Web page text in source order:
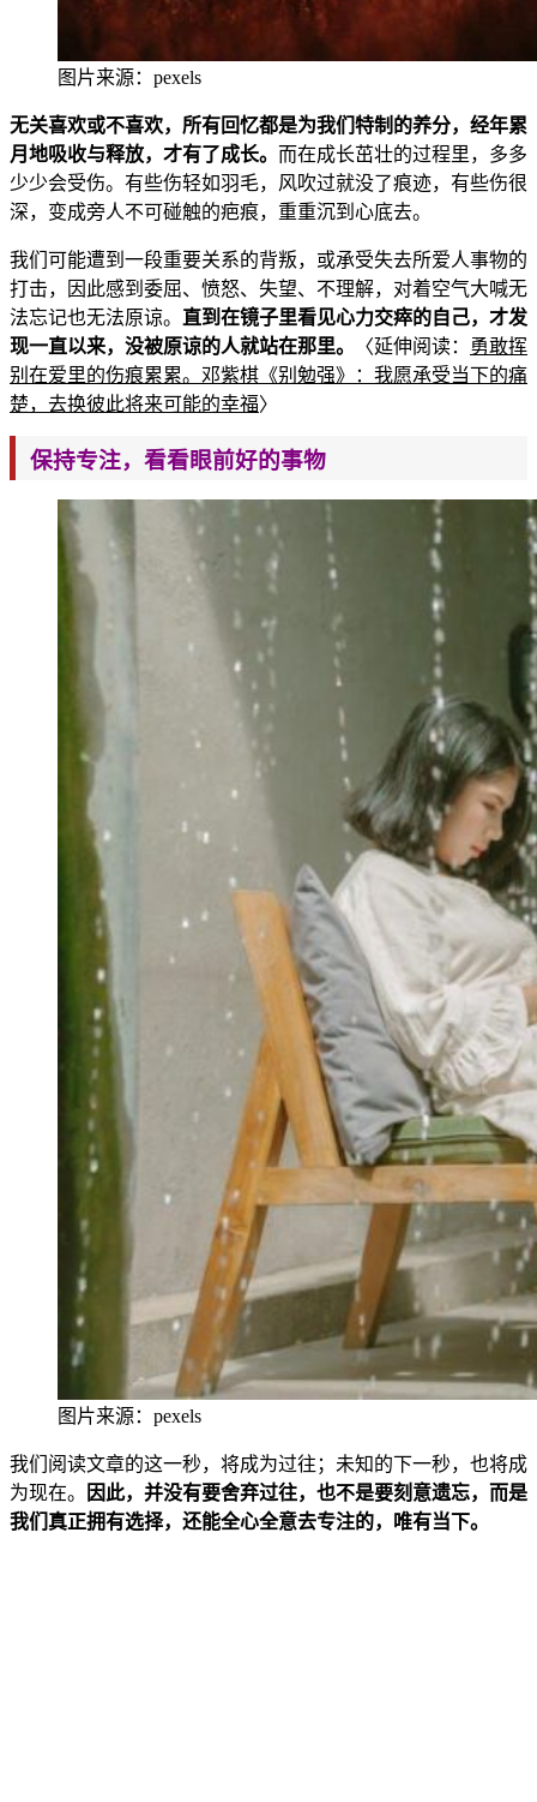
图片来源： pexels
无关喜欢或不喜欢，所有回忆都是为我们特制的养分，经年累
月地吸收与释放，才有了成长。 而在成长茁壮的过程里，多多
少少会受伤。有些伤轻如羽毛，风吹过就没了痕迹，有些伤很
深，变成旁人不可碰触的疤痕，重重沉到心底去。
我们可能遭到一段重要关系的背叛，或承受失去所爱人事物的
打击，因此感到委屈、愤怒、失望、不理解，对着空气大喊无
法忘记也无法原谅。 直到在镜子里看见心力交瘁的自己， 才发
现一直以来，没被原谅的人就站在那里。
〈延伸阅读： 勇敢挥
别在爱里的伤痕累累。邓紫棋《别勉强》：我愿承受当下的痛
楚，去换彼此将来可能的幸福〉
保持专注，看看眼前好的事物
图片来源：pexels
我们阅读文章的这一秒，将成为过往；未知的下一秒，也将成
为现在。
因此，并没有要舍弃过往，也不是要刻意遗忘，而是
我们真正拥有选择，还能全心全意去专注的，唯有当下。